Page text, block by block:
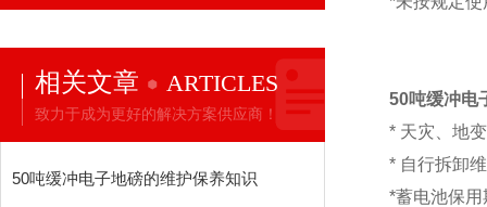
相关文章 ARTICLES
致力于成为更好的解决方案供应商！
50吨缓冲电子地磅的维护保养知识
50吨缓冲电
* 天灾、地
* 自行拆卸
*蓄电池保用